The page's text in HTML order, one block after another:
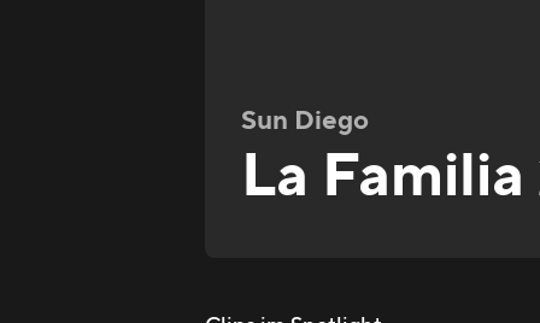
Sun Diego
La Familia